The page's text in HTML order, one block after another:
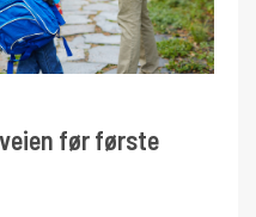
før første